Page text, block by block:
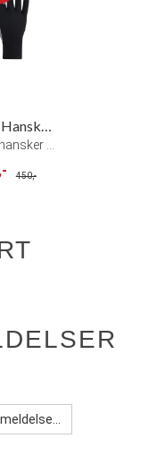
Swix Hanske Vantage Light
450,-